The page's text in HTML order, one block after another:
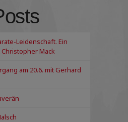
Leidenschaft. Ein
Mack
am 20.6. mit Gerhard